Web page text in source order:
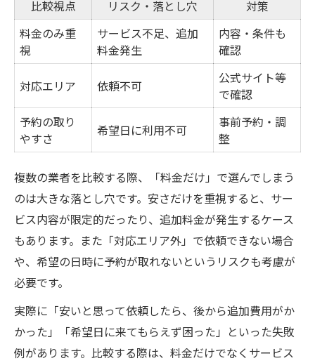
比較視点 リスク・落とし穴
対策
料金のみ重
視
サービス不足、追加
料金発生
内容・条件も
確認
対応エリア 依頼不可
公式サイト等
で確認
予約の取り
やすさ
希望日に利用不可
事前予約・調
整
複数の業者を比較する際、「料金だけ」で選んでしまう
のは大きな落とし穴です。安さだけを重視すると、サー
ビス内容が限定的だったり、追加料金が発生するケース
もあります。また「対応エリア外」で依頼できない場合
や、希望の日時に予約が取れないというリスクも考慮が
必要です。
実際に「安いと思って依頼したら、後から追加費用がか
かった」「希望日に来てもらえず困った」といった失敗
例があります。比較する際は、料金だけでなくサービス